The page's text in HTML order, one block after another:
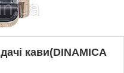
кави(DINAMICA